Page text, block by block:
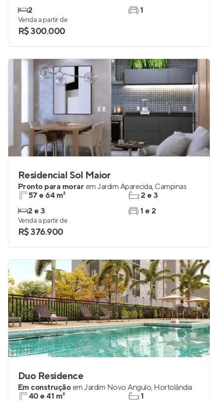
2
1
Venda a partir de
R$ 300.000
Residencial Sol Maior
Pronto para morar em Jardim Aparecida, Campinas
57 e 64 m²
2 e 3
2 e 3
1 e 2
Venda a partir de
R$ 376.900
Duo Residence
Em construção em Jardim Novo Ângulo, Hortolândia
40 e 41 m²
1